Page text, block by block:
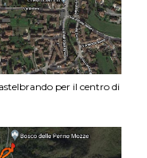
per il centro di